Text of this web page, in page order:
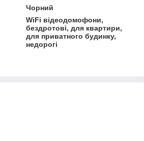
Чорний
WiFi відеодомофони,
бездротові, для квартири,
для приватного будинку,
недорогі